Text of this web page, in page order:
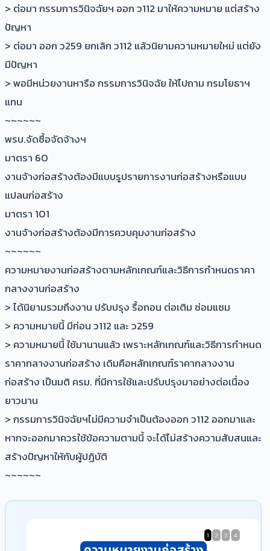
> ต่อมา กรรมการวินิจฉัยฯ ออก ว112 มาให้ความหมาย แต่สร้าง
ปัญหา
> ต่อมา ออก ว259 ยกเลิก ว112 แล้วนิยามความหมายใหม่ แต่ยัง
มีปัญหา
> พอมีหน่วยงานหารือ กรรมการวินิจฉัย ให้ไปถาม กรมโยธาฯ
แทน
~~~~~~
พรบ.จัดซื้อจัดจ้างฯ
มาตรา 60
งานจ้างก่อสร้างต้องมีแบบรูปรายการงานก่อสร้างหรือแบบ
แปลนก่อสร้าง
มาตรา 101
งานจ้างก่อสร้างต้องมีการควบคุมงานก่อสร้าง
~~~~~~
ความหมายงานก่อสร้างตามหลักเกณฑ์และวิธีการกำหนดราคา
กลางงานก่อสร้าง
> ได้นิยามรวมถึงงาน ปรับปรุง รื้อถอน ต่อเติม ซ่อมแซม
> ความหมายนี้ มีก่อน ว112 และ ว259
> ความหมายนี้ ใช้มานานแล้ว เพราะหลักเกณฑ์และวิธีการกำหนด
ราคากลางงานก่อสร้าง เดิมคือหลักเกณฑ์ราคากลางงาน
ก่อสร้าง เป็นมติ ครม. ที่มีการใช้และปรับปรุงมาอย่างต่อเนื่อง
ยาวนาน
> กรรมการวินิจฉัยฯไม่มีความจำเป็นต้องออก ว112 ออกมาและ
หากจะออกมาควรใช้ข้อความตามนี้ จะได้ไม่สร้างความสับสนและ
สร้างปัญหาให้กับผู้ปฏิบัติ
~~~~~~